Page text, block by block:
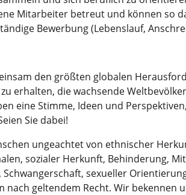
Mitarbeiter betreut und können so
Bewerbung (Lebenslauf,
den größten globalen
erhalten, die wachsende
eine Stimme, Ideen und
Sie dabei!
ungeachtet von ethnischer
sozialer Herkunft, Behinderung,
Schwangerschaft, sexueller
geltendem Recht. Wir bekennen